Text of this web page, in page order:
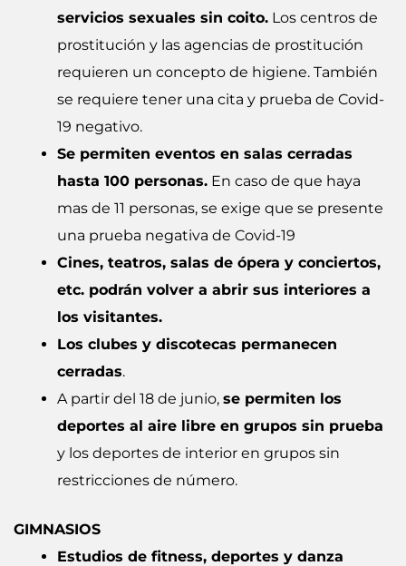
servicios sexuales sin coito. Los centros de
prostitución y las agencias de prostitución
requieren un concepto de higiene. También
se requiere tener una cita y prueba de Covid-
19 negativo.
Se permiten eventos en salas cerradas
hasta 100 personas. En caso de que haya
mas de 11 personas, se exige que se presente
una prueba negativa de Covid-19
Cines, teatros, salas de ópera y conciertos,
etc. podrán volver a abrir sus interiores a
los visitantes.
Los clubes y discotecas permanecen
cerradas.
A partir del 18 de junio, se permiten los
deportes al aire libre en grupos sin prueba
y los deportes de interior en grupos sin
restricciones de número.
GIMNASIOS
Estudios de fitness, deportes y danza